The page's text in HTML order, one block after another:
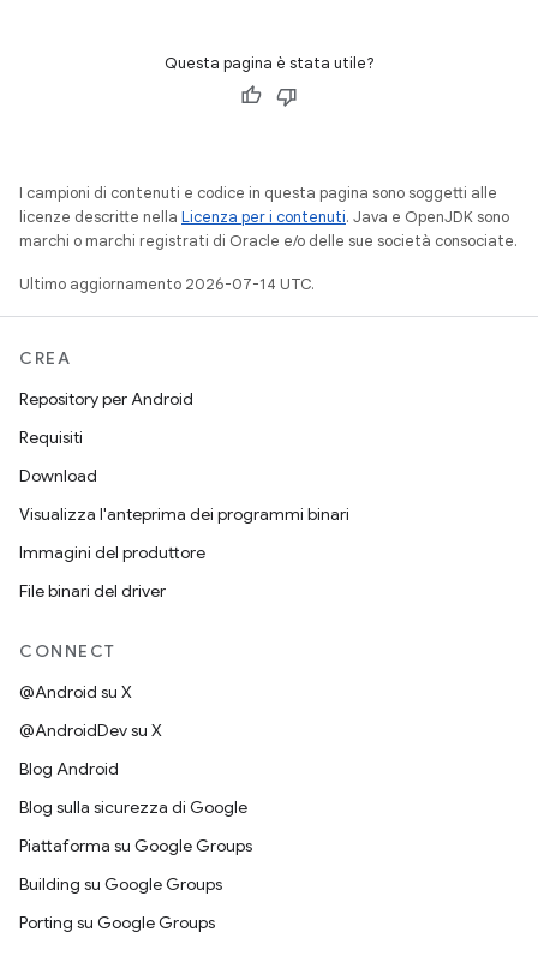
Questa pagina è stata utile?
I campioni di contenuti e codice in questa pagina sono soggetti alle
licenze descritte nella Licenza per i contenuti. Java e OpenJDK sono
marchi o marchi registrati di Oracle e/o delle sue società consociate.
Ultimo aggiornamento 2026-07-14 UTC.
CREA
Repository per Android
Requisiti
Download
Visualizza l'anteprima dei programmi binari
Immagini del produttore
File binari del driver
CONNECT
@Android su X
@AndroidDev su X
Blog Android
Blog sulla sicurezza di Google
Piattaforma su Google Groups
Building su Google Groups
Porting su Google Groups